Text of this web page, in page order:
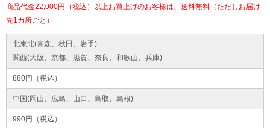
商品代金22,000円（税込）以上お買上げのお客様は、送料無料（ただしお届け
先1カ所ごと）
北東北(青森、秋田、岩手)
関西(大阪、京都、滋賀、奈良、和歌山、兵庫)
880円（税込）
中国(岡山、広島、山口、鳥取、島根)
990円（税込）